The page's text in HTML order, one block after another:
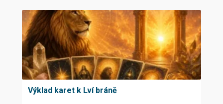
Výklad karet k Lví bráně